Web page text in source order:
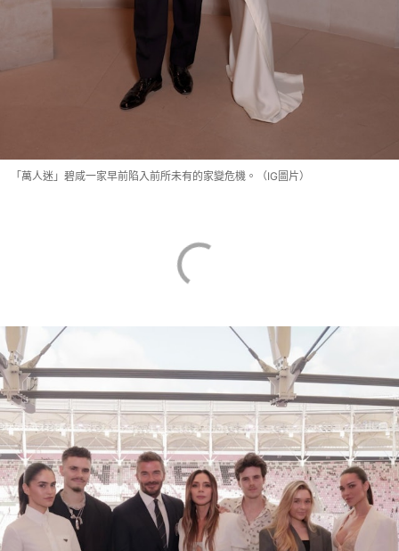
「萬人迷」碧咸一家早前陷入前所未有的家變危機。（IG圖片）